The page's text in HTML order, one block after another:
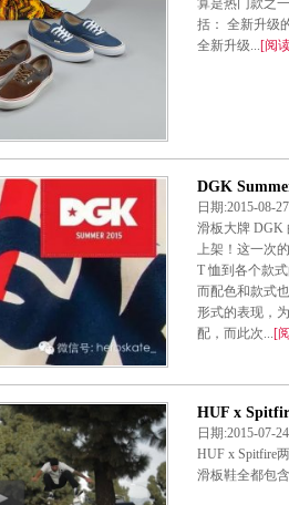
算是热门款之
括： 全新升级
全新升级...[阅
DGK
日期:2015-
滑板大牌 DGK
上架！这一次
T 恤到各个款
而配色和款式
形式的表现，
配，而此次...[
HUF x
日期:2015-
HUF x Spitfire
滑板鞋全都包